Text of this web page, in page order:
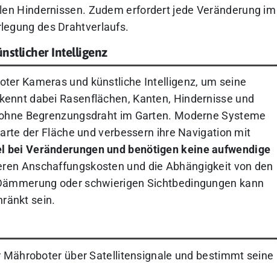
Hindernissen. Zudem erfordert jede Veränderung im
des Drahtverlaufs.
Intelligenz
Kameras und künstliche Intelligenz, um seine
dabei Rasenflächen, Kanten, Hindernisse und
Begrenzungsdraht im Garten. Moderne Systeme
der Fläche und verbessern ihre Navigation mit
bei Veränderungen und benötigen keine aufwendige
Anschaffungskosten und die Abhängigkeit von den
oder schwierigen Sichtbedingungen kann
sein.
Mähroboter über Satellitensignale und bestimmt seine